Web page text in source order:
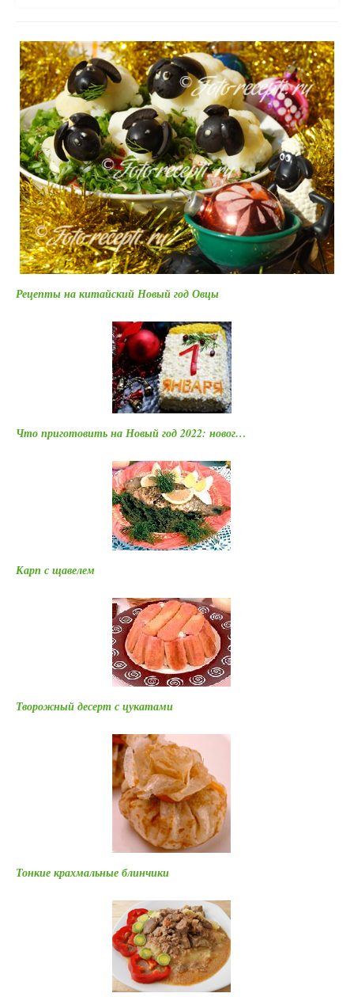
Рецепты на китайский Новый год Овцы
Что приготовить на Новый год 2022: новог…
Карп с щавелем
Творожный десерт с цукатами
Тонкие крахмальные блинчики